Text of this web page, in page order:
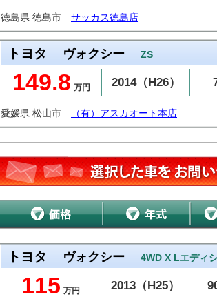
徳島県 徳島市 サッカス徳島店
トヨタ ヴォクシー ZS
149.8 万円 2014（H26）
愛媛県 松山市 （有）アスカオート本店
トヨタ ヴォクシー 4WD X Lエディ
115 万円 2013（H25）